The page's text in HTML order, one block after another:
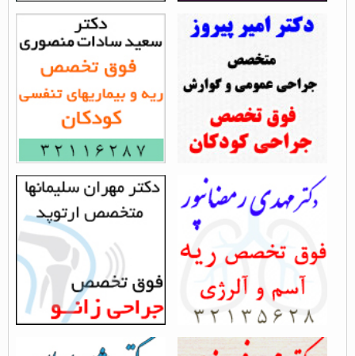
دکتر سعید سادات منصوری
- فوق تخصص ریه...
بازدید از مطلب : 10997
دکتر امیر پیروز - فوق
تخصص جراحی کودکان...
بازدید از مطلب : 9723
دکتر مهران سلیمانها
بازدید از مطلب : 7734
فوق تخصص ریه در رشت -
دکتر مهدی...